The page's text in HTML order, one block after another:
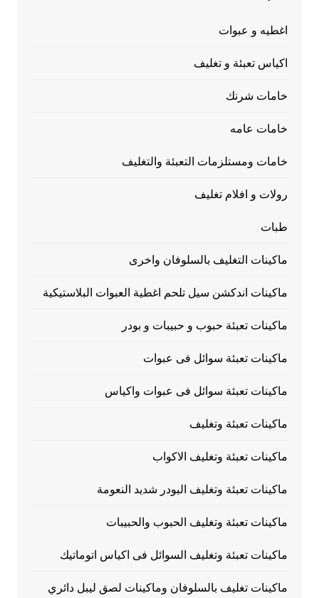
اغطيه و عبوات
اكياس تعبئة و تغليف
خامات شرنك
خامات عامه
خامات ومستلزمات التعبئة والتغليف
رولات و افلام تغليف
طبات
ماكينات التغليف بالسلوفان واخرى
ماكينات اندكشن سيل تلحم اغطية العبوات البلاستيكية
ماكينات تعبئة حبوب و حبيبات و بودر
ماكينات تعبئة سوائل فى عبوات
ماكينات تعبئة سوائل فى عبوات واكياس
ماكينات تعبئة وتغليف
ماكينات تعبئة وتغليف الاكواب
ماكينات تعبئة وتغليف البودر شديد النعومة
ماكينات تعبئة وتغليف الحبوب والحبيبات
ماكينات تعبئة وتغليف السوائل فى اكياس اتوماتيك
ماكينات تغليف بالسلوفان وماكينات لصق ليبل دائري